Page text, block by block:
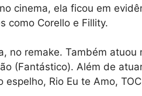
cinema, ela ficou em
como Corello e Fillity.
no remake. Também atuou
(Fantástico). Além de
Rio Eu te Amo,